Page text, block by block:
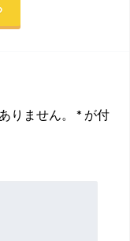
りません。 * が付